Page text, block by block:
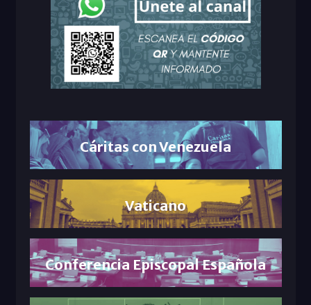
Cáritas con Venezuela
Vaticano
Conferencia Episcopal Española